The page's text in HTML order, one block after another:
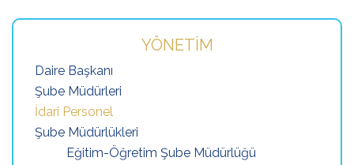
YÖNETIM
Daire Başkanı
Şube Müdürleri
İdari Personel
Şube Müdürlükleri
Eğitim-Öğretim Şube Müdürlüğü